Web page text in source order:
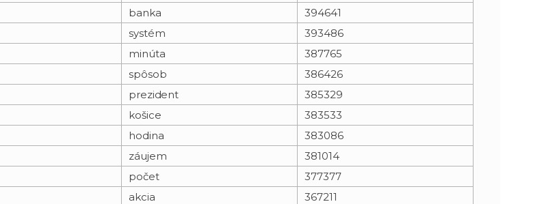
banka
394641
systém
393486
minúta
387765
spôsob
386426
prezident
385329
košice
383533
hodina
383086
záujem
381014
počet
377377
akcia
367211